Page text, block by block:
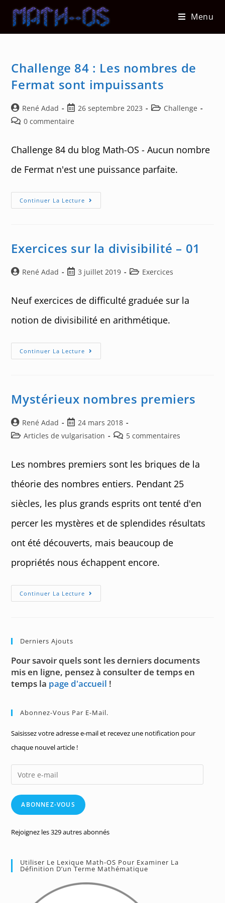
content
Menu
Challenge 84 : Les nombres de
Fermat sont impuissants
Auteur/autrice
de
René Adad
Post
published:
26 septembre 2023
PostChallenge
Post0 commentaire
Challenge 84 du blog Math-OS - Aucun nombre
de Fermat n'est une puissance parfaite.
Continuer La Lecture Challenge
84
Fermat
Sont
Exercices sur la divisibilité – 01
Auteur/autrice
publication :
René Adad
Post3 juillet 2019
PostExercices
Neuf exercices de difficulté graduée sur la
notion de divisibilité en arithmétique.
Continuer La Lecture Exercices
Sur
Mystérieux nombres premiers
Auteur/autrice
de
René Adad
Post
published:
24 mars 2018
PostArticles de vulgarisation
Post5 commentaires
Les nombres premiers sont les briques de la
théorie des nombres entiers. Pendant 25
siècles, les plus grands esprits ont tenté d'en
percer les mystères et de splendides résultats
ont été découverts, mais beaucoup de
propriétés nous échappent encore.
Continuer La Lecture Mystérieux
Nombres
Derniers Ajouts
Pour savoir quels sont les derniers documents
mis en ligne, pensez à consulter de temps en
temps la page d'accueil !
Abonnez-Vous Par E-Mail.
Saisissez votre adresse e-mail et recevez une notification pour
chaque nouvel article !
Votre
e-
mailABONNEZ-VOUS
Rejoignez les 329 autres abonnés
Utiliser Le Lexique Math-OS Pour Examiner La
Définition D’un Terme Mathématique